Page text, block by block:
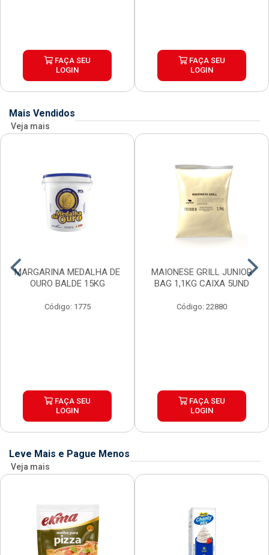
FAÇA SEU
LOGIN
FAÇA SEU
LOGIN
Mais Vendidos
Veja mais
MARGARINA MEDALHA DE
OURO BALDE 15KG
Código: 1775
FAÇA SEU
LOGIN
MAIONESE GRILL JUNIOR
BAG 1,1KG CAIXA 5UND
Código: 22880
FAÇA SEU
LOGIN
Leve Mais e Pague Menos
Veja mais